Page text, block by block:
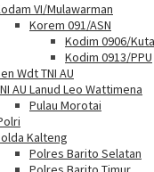
VI/Mulawarman
Korem 091/ASN
Kodim 0906/
Kodim 0913/PPU
Wdt TNI AU
AU Lanud Leo Wattimena
Pulau Morotai
Kalteng
Polres Barito Selatan